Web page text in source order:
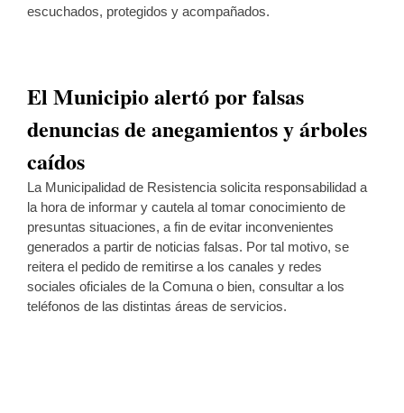
escuchados, protegidos y acompañados.
El Municipio alertó por falsas
denuncias de anegamientos y árboles
caídos
La Municipalidad de Resistencia solicita responsabilidad a
la hora de informar y cautela al tomar conocimiento de
presuntas situaciones, a fin de evitar inconvenientes
generados a partir de noticias falsas. Por tal motivo, se
reitera el pedido de remitirse a los canales y redes
sociales oficiales de la Comuna o bien, consultar a los
teléfonos de las distintas áreas de servicios.